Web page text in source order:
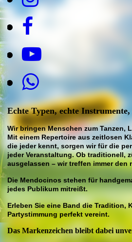
Echte Typen, echte
Wir bringen Menschen zum Tanzen,
Mit einem Repertoire aus zeitlosen
die jeder kennt, sorgen wir für die
jeder Veranstaltung. Ob traditionell,
ausgelassen – wir treffen immer den
Die Mendocinos stehen für
jedes Publikum mitreißt.
Erleben Sie eine Band die Tradition,
Partystimmung perfekt vereint.
Das Markenzeichen bleibt dabei